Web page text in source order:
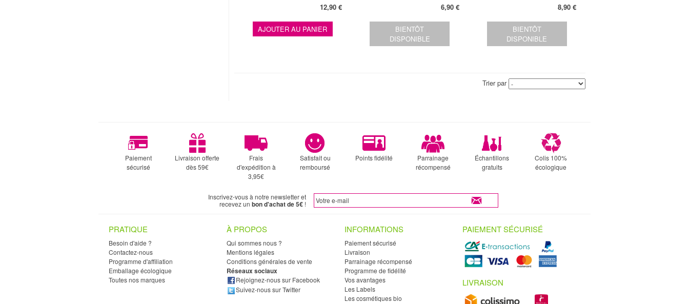
12,90 €
AJOUTER AU PANIER
6,90 €
BIENTÔT
DISPONIBLE
8,90 €
BIENTÔT
DISPONIBLE
Trier par
Paiement
sécurisé
Livraison offerte
dès 59€
Frais
d'expédition à
3,95€
Satisfait ou
remboursé
Points fidélité
Parrainage
récompensé
Échantillons
gratuits
Colis 100%
écologique
Inscrivez-vous à notre newsletter et
recevez un bon d'achat de 5€ !
PRATIQUE
Besoin d'aide ?
Contactez-nous
Programme d'affiliation
Emballage écologique
Toutes nos marques
À PROPOS
Qui sommes nous ?
Mentions légales
Conditions générales de vente
Réseaux sociaux
Rejoignez-nous sur Facebook
Suivez-nous sur Twitter
INFORMATIONS
Paiement sécurisé
Livraison
Parrainage récompensé
Programme de fidélité
Vos avantages
Les Labels
Les cosmétiques bio
PAIEMENT SÉCURISÉ
LIVRAISON